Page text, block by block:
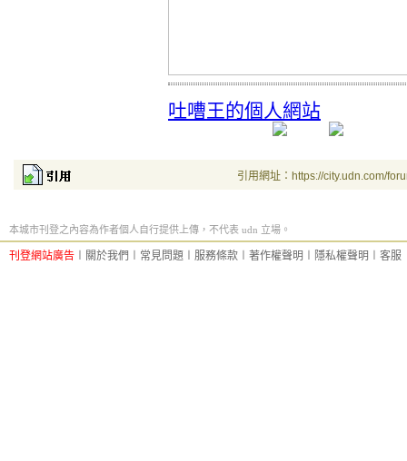
吐嘈王的個人網站
引用網址：https://city.udn.com/
本城市刊登之內容為作者個人自行提供上傳，不代表 udn 立場。
刊登網站廣告 關於我們 常見問題 服務條款 著作權聲明 隱私權聲明 客服